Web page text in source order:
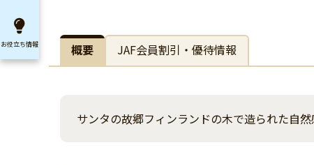
概要 JAF会員割引・優待情報
サンタの故郷フィンランドの木で造られた自
お役立ち情報